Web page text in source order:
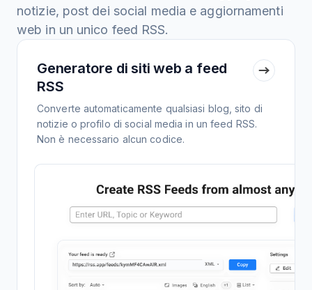
notizie, post dei social media e aggiornamenti
web in un unico feed RSS.
Generatore di siti web a feed
RSS
Converte automaticamente qualsiasi blog, sito di
notizie o profilo di social media in un feed RSS.
Non è necessario alcun codice.